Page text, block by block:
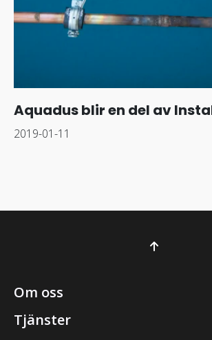
Aquadus blir en del av
2019-01-11
Om oss
Tjänster